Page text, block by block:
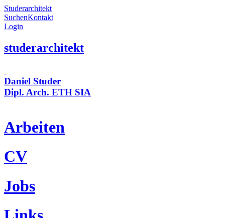
Studerarchitekt
SuchenKontakt
Login
studerarchitekt
Daniel Studer
Dipl. Arch. ETH SIA
Arbeiten
CV
Jobs